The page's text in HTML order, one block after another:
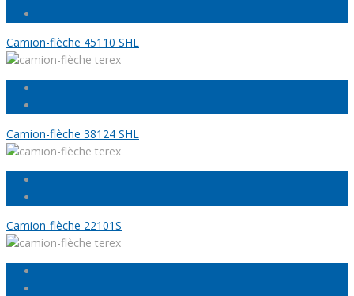
Camion-flèche 45110 SHL
Camion-flèche 38124 SHL
Camion-flèche 22101S